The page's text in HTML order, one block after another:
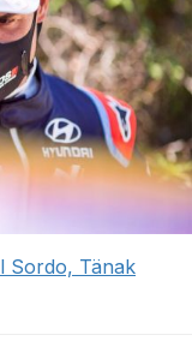
Sordo, Tänak